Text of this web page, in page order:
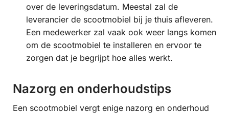
over de leveringsdatum. Meestal zal de
leverancier de scootmobiel bij je thuis afleveren.
Een medewerker zal vaak ook weer langs komen
om de scootmobiel te installeren en ervoor te
zorgen dat je begrijpt hoe alles werkt.
Nazorg en onderhoudstips
Een scootmobiel vergt enige nazorg en onderhoud